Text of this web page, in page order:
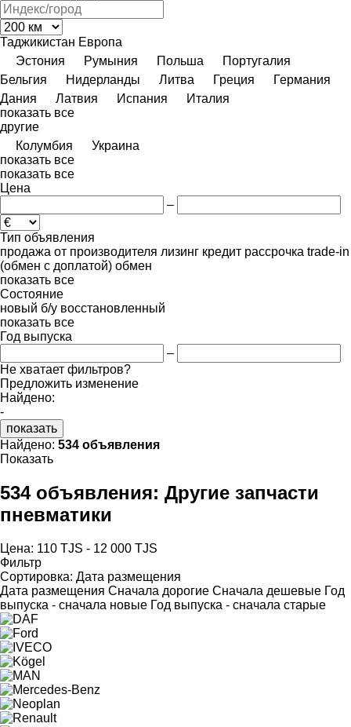
Таджикистан Европа
Эстония
Румыния Польша
Португалия
Бельгия
Нидерланды Литва Греция
Германия
Дания
Латвия Испания
Италия
показать все
другие
Колумбия
Украина
показать все
показать все
Цена
–
Тип объявления
продажа от производителя лизинг кредит рассрочка trade-in
(обмен с доплатой) обмен
показать все
Состояние
новый б/у восстановленный
показать все
Год выпуска
–
Не хватает фильтров?
Предложить изменение
Найдено:
-
показать
Найдено: 534 объявления
Показать
534 объявления: Другие запчасти
пневматики
Цена: 110 TJS - 12 000 TJS
Фильтр
Сортировка: Дата размещения
Дата размещения Сначала дорогие Сначала дешевые Год
выпуска - сначала новые Год выпуска - сначала старые